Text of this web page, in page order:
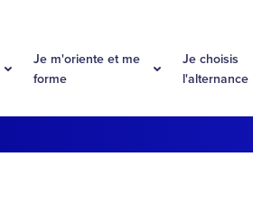
Je m'oriente et me
forme
Je choisis
l'alternance